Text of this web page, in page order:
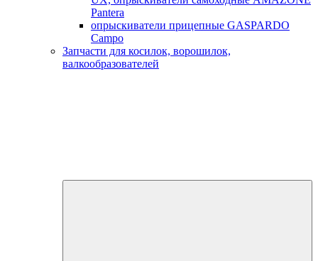
Pantera
опрыскиватели прицепные GASPARDO
Campo
Запчасти для косилок, ворошилок,
валкообразователей